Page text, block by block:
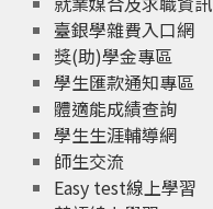
臺銀學雜費入口網
獎(助)學金專區
學生匯款通知專區
體適能成績查詢
學生生涯輔導網
師生交流
Easy test線上學習